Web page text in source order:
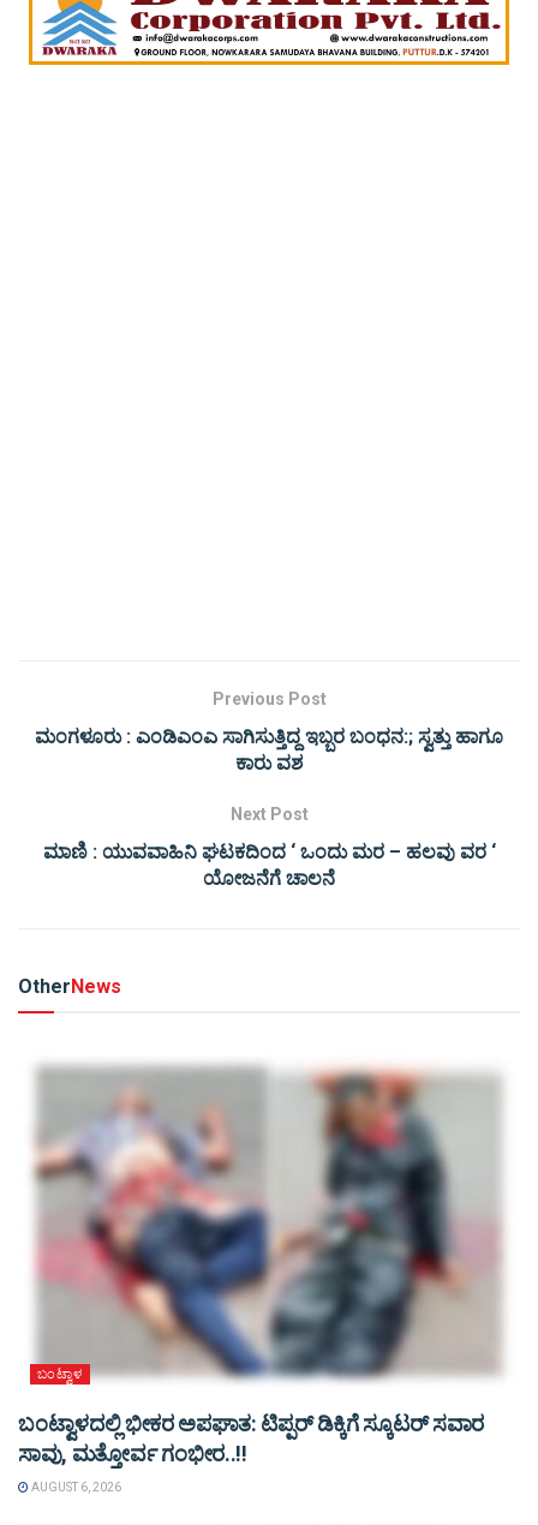
Previous Post
ಮಂಗಳೂರು : ಎಂಡಿಎಂಎ ಸಾಗಿಸುತ್ತಿದ್ದ ಇಬ್ಬರ ಬಂಧನ:; ಸ್ವತ್ತು ಹಾಗೂ
ಕಾರು ವಶ
Next Post
ಮಾಣಿ : ಯುವವಾಹಿನಿ ಘಟಕದಿಂದ ‘ ಒಂದು ಮರ – ಹಲವು ವರ ‘
ಯೋಜನೆಗೆ ಚಾಲನೆ
OtherNews
ಬಂಟ್ವಾಳ
ಬಂಟ್ವಾಳದಲ್ಲಿ ಭೀಕರ ಅಪಘಾತ: ಟಿಪ್ಪರ್ ಡಿಕ್ಕಿಗೆ ಸ್ಕೂಟರ್ ಸವಾರ
ಸಾವು, ಮತ್ತೋರ್ವ ಗಂಭೀರ..!!
AUGUST 6, 2026